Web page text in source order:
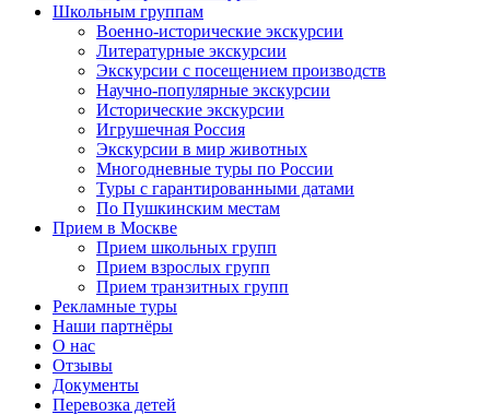
Школьным группам
Военно-исторические экскурсии
Литературные экскурсии
Экскурсии с посещением производств
Научно-популярные экскурсии
Исторические экскурсии
Игрушечная Россия
Экскурсии в мир животных
Многодневные туры по России
Туры с гарантированными датами
По Пушкинским местам
Прием в Москве
Прием школьных групп
Прием взрослых групп
Прием транзитных групп
Рекламные туры
Наши партнёры
О нас
Отзывы
Документы
Перевозка детей